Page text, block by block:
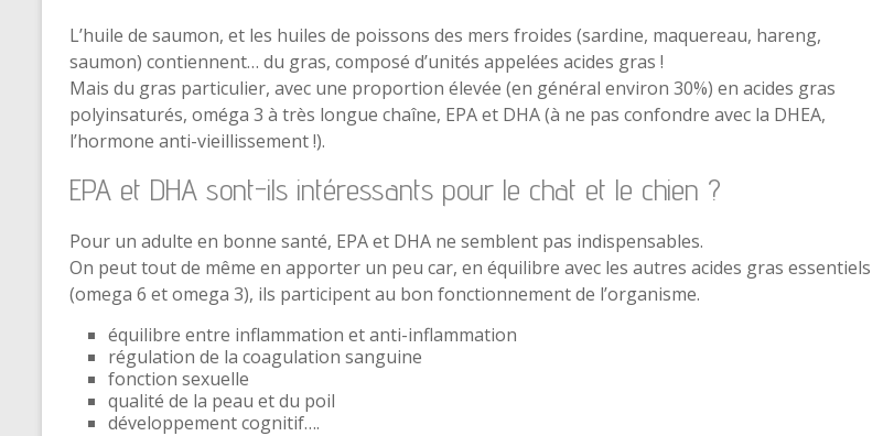
L’huile de saumon, et les huiles de poissons des mers froides (sardine, maquereau, hareng,
saumon) contiennent… du gras, composé d’unités appelées acides gras !
Mais du gras particulier, avec une proportion élevée (en général environ 30%) en acides gras
polyinsaturés, oméga 3 à très longue chaîne, EPA et DHA (à ne pas confondre avec la DHEA,
l’hormone anti-vieillissement !).
EPA et DHA sont-ils intéressants pour le chat et le chien ?
Pour un adulte en bonne santé, EPA et DHA ne semblent pas indispensables.
On peut tout de même en apporter un peu car, en équilibre avec les autres acides gras essentiels
(omega 6 et omega 3), ils participent au bon fonctionnement de l’organisme.
équilibre entre inflammation et anti-inflammation
régulation de la coagulation sanguine
fonction sexuelle
qualité de la peau et du poil
développement cognitif….